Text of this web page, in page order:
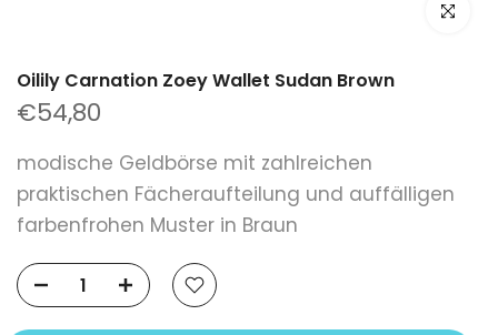
klicken
Oilily Carnation Zoey Wallet Sudan Brown
€54,80
modische Geldbörse mit zahlreichen
praktischen Fächeraufteilung und auffälligen
farbenfrohen Muster in Braun